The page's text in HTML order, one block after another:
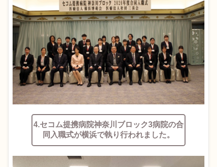
4.セコム提携病院神奈川ブロック3病院の合
同入職式が横浜で執り行われました。